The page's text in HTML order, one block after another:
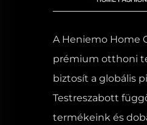
A Heniemo Home
prémium otthoni
biztosít a globális
Testreszabott
termékeink és